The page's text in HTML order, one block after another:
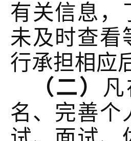
有关信息，
未及时查看
行承担相应
（二）
名、完善个